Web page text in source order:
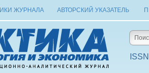
ЖУРНАЛА АВТОРСКИЙ УКАЗАТЕЛЬ